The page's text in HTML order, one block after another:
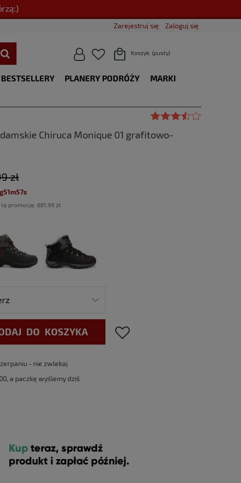
Zarejestruj się Zaloguj się
Koszyk: (pusty)
BESTSELLERY PLANERY PODRÓŻY MARKI
Chiruca Monique 01 grafitowo-
zł
tą promocją: 881,99 zł
DO KOSZYKA
- nie zwlekaj
a paczkę wyślemy dziś